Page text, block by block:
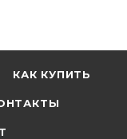
КАК КУПИТЬ